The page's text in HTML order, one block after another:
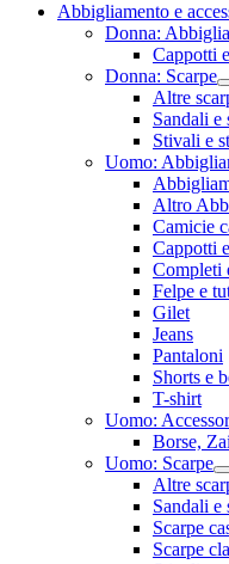
Abbigliamento e
Donna:
Cappotti
Donna: Scarpe
Altre
Sandali e
Stivali e
Uomo:
Altro
Camicie
Cappotti
Completi
Felpe e
Gilet
Jeans
Pantaloni
Shorts e
T-shirt
Uomo:
Borse,
Uomo: Scarpe
Altre
Sandali e
Scarpe
Scarpe